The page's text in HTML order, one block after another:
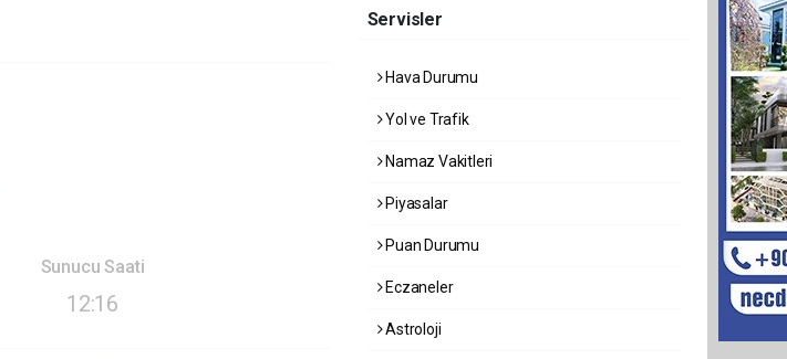
Sunucu Saati
12:16
Servisler
Hava Durumu
Yol ve Trafik
Namaz Vakitleri
Piyasalar
Puan Durumu
Eczaneler
Astroloji